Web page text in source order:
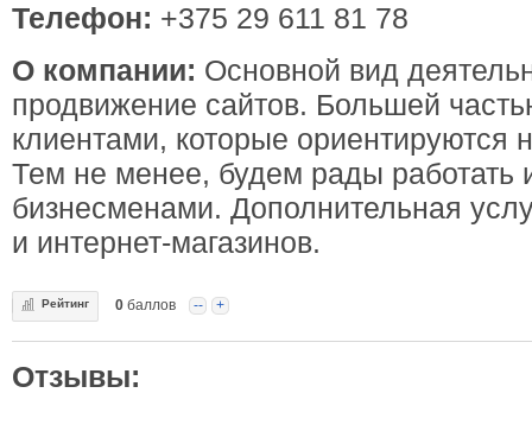
Телефон: +375 29 611 81 78
О компании: Основной вид
продвижение сайтов. Большей
клиентами, которые ориентируются
Тем не менее, будем рады работать
бизнесменами. Дополнительная
и интернет-магазинов.
Рейтинг 0 баллов -- +
Отзывы: